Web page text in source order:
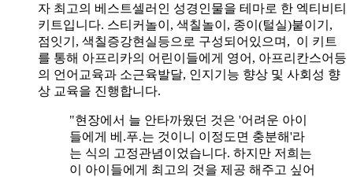
자 최고의 베스트셀러인 성경인물을 테마로 한 엑티비티
키트입니다. 스티커놀이, 색칠놀이, 종이(털실)붙이기,
점잇기, 색칠증강현실등으로 구성되어있으며, 이 키트
를 통해 아프리카의 어린이들에게 영어, 아프리칸스어등
의 언어교육과 소근육발달, 인지기능 향상 및 사회성 향
상 교육을 진행합니다.
"현장에서 늘 안타까웠던 것은 '어려운 아이
들에게 베.푸.는 것이니 이정도면 충분해'라
는 식의 고정관념이었습니다. 하지만 저희는
이 아이들에게 최고의 것을 제공 해주고 싶어